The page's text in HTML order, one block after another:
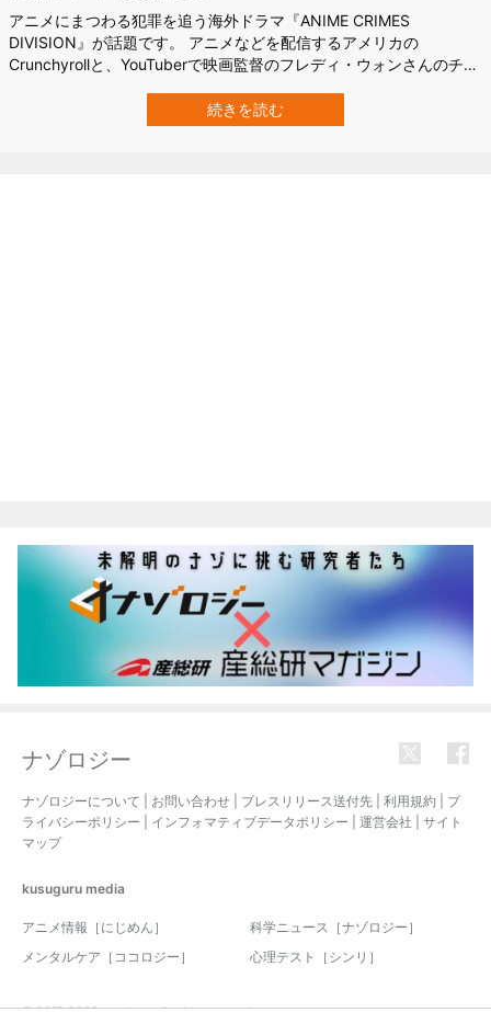
アニメにまつわる犯罪を追う海外ドラマ『ANIME CRIMES
DIVISION』が話題です。 アニメなどを配信するアメリカの
Crunchyrollと、YouTuberで映画監督のフレディ・ウォンさんのチャ
ボイルドな刑事モノですが、登場人物は全員オタクです。しかも事
件の勃発から推理、そして解決方法まで全部アニメネタが仕込まれ
続きを読む
ナゾロジー
ナゾロジーについて お問い合わせ プレスリリース送付先 利用規約
プ
ライバシーポリシー
インフォマティブデータポリシー 運営会社
サイト
マップ
kusuguru media
アニメ情報［にじめん］
科学ニュース［ナゾロジー］
メンタルケア［ココロジー］
心理テスト［シンリ］